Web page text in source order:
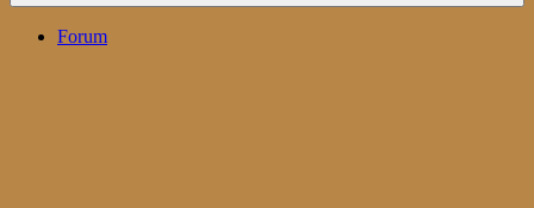
Forum